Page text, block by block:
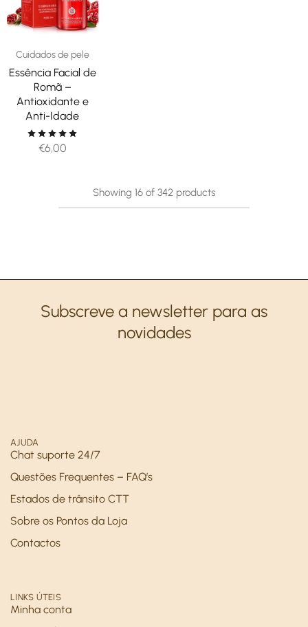
Cuidados de pele
Essência Facial de
Romã –
Antioxidante e
Anti-Idade
€6,00
Showing 16 of 342 products
Subscreve a newsletter para as
novidades
AJUDA
Chat suporte 24/7
Questões Frequentes – FAQ’s
Estados de trânsito CTT
Sobre os Pontos da Loja
Contactos
LINKS ÚTEIS
Minha conta